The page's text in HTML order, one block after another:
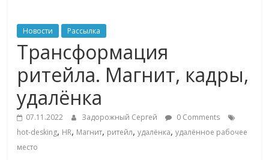
ритейле,
логистике,
технологиях,
соцсетях
Портал
Новости Рассылка
Трансформация
ритейла. Магнит, кадры,
удалёнка
07.11.2022 Задорожный Сергей
0 Comments
hot-desking, HR, Магнит, ритейл,удалёнка,удалённое рабочее
место